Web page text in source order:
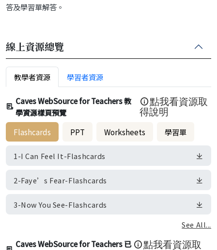
答及學習單解答。
線上資源總覽
教學者資源 學習者資源
Caves WebSource for Teachers 教
學資源樣頁預覽
點我看資源取
得說明
Flashcards PPT Worksheets 學習單
1-I Can Feel It-Flashcards
2-Faye’s Fear-Flashcards
3-Now You See-Flashcards
See All...
Caves WebSource for Teachers 已
點我看資源取